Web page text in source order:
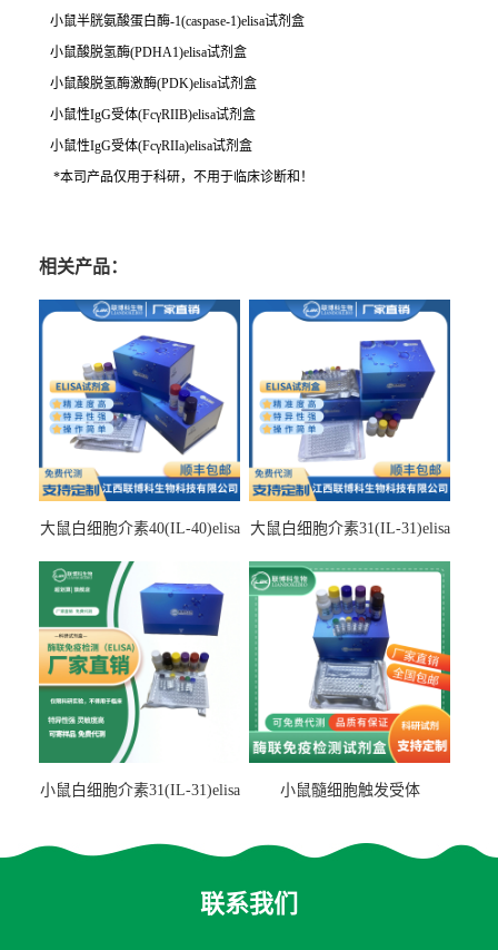
小鼠半胱氨酸蛋白酶-1(caspase-1)elisa试剂盒
小鼠酸脱氢酶(PDHA1)elisa试剂盒
小鼠酸脱氢酶激酶(PDK)elisa试剂盒
小鼠性IgG受体(FcγRIIB)elisa试剂盒
小鼠性IgG受体(FcγRIIa)elisa试剂盒
*本司产品仅用于科研，不用于临床诊断和！
相关产品：
大鼠白细胞介素40(IL-40)elisa
大鼠白细胞介素31(IL-31)elisa
小鼠白细胞介素31(IL-31)elisa
小鼠髓细胞触发受体
联系我们